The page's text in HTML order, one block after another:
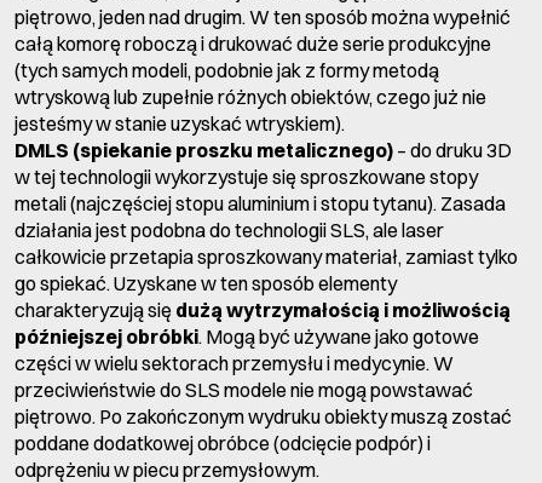
piętrowo, jeden nad drugim. W ten sposób można wypełnić
całą komorę roboczą i drukować duże serie produkcyjne
(tych samych modeli, podobnie jak z formy metodą
wtryskową lub zupełnie różnych obiektów, czego już nie
jesteśmy w stanie uzyskać wtryskiem).
DMLS (spiekanie proszku metalicznego) – do druku 3D
w tej technologii wykorzystuje się sproszkowane stopy
metali (najczęściej stopu aluminium i stopu tytanu). Zasada
działania jest podobna do technologii SLS, ale laser
całkowicie przetapia sproszkowany materiał, zamiast tylko
go spiekać. Uzyskane w ten sposób elementy
charakteryzują się dużą wytrzymałością i możliwością
późniejszej obróbki. Mogą być używane jako gotowe
części w wielu sektorach przemysłu i medycynie. W
przeciwieństwie do SLS modele nie mogą powstawać
piętrowo. Po zakończonym wydruku obiekty muszą zostać
poddane dodatkowej obróbce (odcięcie podpór) i
odprężeniu w piecu przemysłowym.